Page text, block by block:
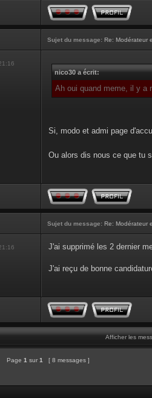
Sujet du message: Re: Modérateur
nico30 a écrit:
Ah oui quand meme, il y a
Si, modo et admi page
Ou alors dis nous ce que tu
Sujet du message: Re: Modérateur
J'ai supprimé les 2 dernier
J'ai reçu de bonne
Afficher les
Page 1 sur 1 [ 8 messages ]